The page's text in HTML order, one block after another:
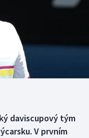
daviscupový tým
V prvním